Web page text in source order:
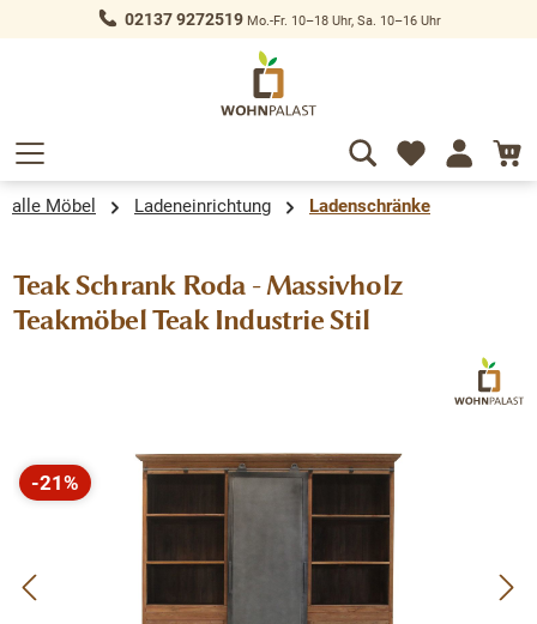
springen 02137 9272519Mo.-Fr. 10–18 Uhr, Sa. 10–16 Uhr
alle Möbel Ladeneinrichtung Ladenschränke
Teak Schrank Roda - Massivholz
Teakmöbel Teak Industrie Stil
Bildergalerie überspringen
-21%
Rabatt